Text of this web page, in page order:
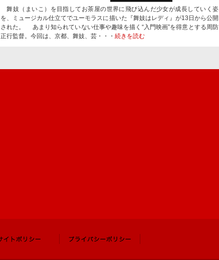
舞妓（まいこ）を目指してお茶屋の世界に飛び込んだ少女が成長していく姿
を、ミュージカル仕立てでユーモラスに描いた『舞妓はレディ』が13日から公開
された。 あまり知られていない仕事や趣味を描く“入門映画”を得意とする周防
正行監督。今回は、京都、舞妓、芸・・・ 続きを読む